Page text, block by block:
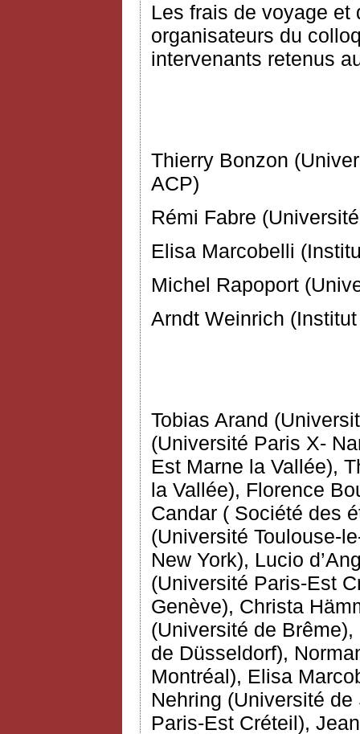
Les frais de voyage et
organisateurs du
intervenants retenus
Thierry Bonzon
ACP)
Rémi Fabre
Elisa Marcobelli
Michel Rapoport
Arndt Weinrich
Tobias Arand
(Université Paris X-
Est Marne la Vallée),
la Vallée), Florence
Candar ( Société des
(Université Toulouse-
New York), Lucio
(Université Paris-Est
Genève), Christa
(Université de
de Düsseldorf),
Montréal), Elisa
Nehring (Université
Paris-Est Créteil),